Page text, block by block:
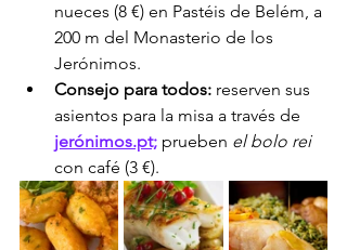
nueces (8 €) en Pastéis de Belém, a
200 m del Monasterio de los
Jerónimos.
Consejo para todos: reserven sus
asientos para la misa a través de
jerónimos.pt; prueben el bolo rei
con café (3 €).